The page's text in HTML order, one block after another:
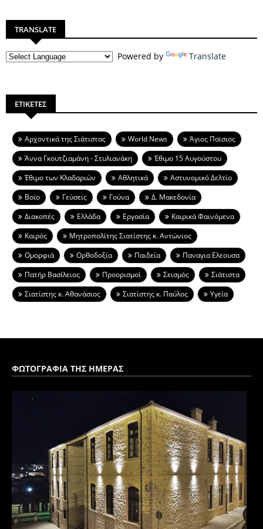
TRANSLATE
Powered by Translate
ΕΤΙΚΕΤΕΣ
Aρχοντικά της Σιάτιστας World News
Άγιος Παϊσιος
Άννα Γκουτζιαμάνη - Στυλιανάκη
Έθιμο 15 Αυγούστου
Έθιμο των Κλαδαριών
Αθλητικά
Αστυνομικό Δελτίο
Βοϊο
Γεύσεις Γούνα
Δ. Μακεδονία
Διακοπές
Ελλάδα Εργασία
Καιρικά Φαινόμενα
Καιρός
Μητροπολίτης Σιατίστης κ. Αντώνιος
Ομορφιά
Ορθοδοξία Παιδεία
Παναγια Ελεουσα
Πατήρ Βασίλειος
Προορισμοί Σεισμός
Σιάτιστα
Σιατίστης κ. Αθανάσιος
Σιατίστης κ. Παύλος Υγεία
ΦΩΤΟΓΡΑΦΙΑ ΤΗΣ ΗΜΕΡΑΣ